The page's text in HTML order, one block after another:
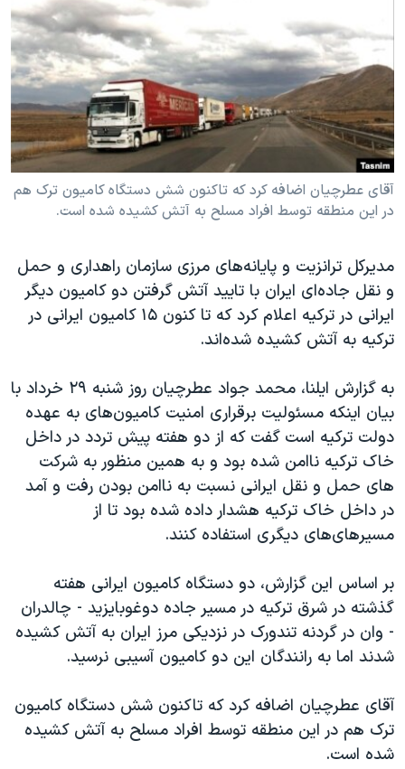
حقوق شهروندی
اقتصادی
علم و فناوری
اسرائیل در جنگ
آرشیو پخش زنده
انتخابات ریاست جمهوری آمریکا ۲۰۲۴
حمله جمهوری اسلامی به اسرائیل
رمز مهسا
ورزش زنان در ایران
اعتراضات زن، زندگی، آزادی
مجموعه مستندهای دادخواهی
دادگاه حمید نوری
چهل سال گروگان‌گیری
قانون شفافیت دارائی کادر رهبری ایران
اسرائیل در جنگ
نرگس محمدی برنده جایزه نوبل صلح
همایش محافظه‌کاران آمریکا «سی‌پک»
صفحه‌های ویژه
سفر پرزیدنت ترامپ به چین
زبانهای مختلف
آقای عطرچیان اضافه کرد که تاکنون شش دستگاه کامیون ترک هم
در این منطقه توسط افراد مسلح به آتش کشیده شده است.
مدیرکل ترانزیت و پایانه‌های مرزی سازمان راهداری و حمل
و نقل جاده‌ای ایران با تایید آتش گرفتن دو کامیون دیگر
ایرانی در ترکیه اعلام کرد که تا کنون ۱۵ کامیون ایرانی در
ترکیه به آتش کشیده شده‌اند.
به گزارش ایلنا، محمد جواد عطرچیان روز شنبه ۲۹ خرداد با
بیان اینکه مسئولیت برقراری امنیت کامیون‌های به عهده
دولت ترکیه است گفت که از دو هفته پیش تردد در داخل
خاک ترکیه ناامن شده بود و به همین منظور به شرکت
های حمل و نقل ایرانی نسبت به ناامن بودن رفت و آمد
در داخل خاک ترکیه هشدار داده شده بود تا از
مسیرهای‌های دیگری استفاده کنند.
بر اساس این گزارش، دو دستگاه کامیون ایرانی هفته
گذشته در شرق ترکیه در مسیر جاده دوغوبایزید - چالدران
- وان در گردنه تندورک در نزدیکی مرز ایران به آتش کشیده
شدند اما به رانندگان این دو کامیون آسیبی نرسید.
آقای عطرچیان اضافه کرد که تاکنون شش دستگاه کامیون
ترک هم در این منطقه توسط افراد مسلح به آتش کشیده
شده است.